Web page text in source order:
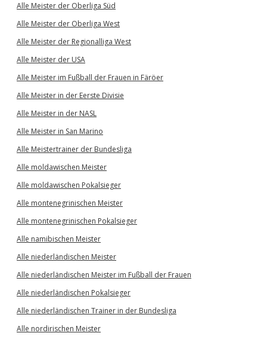
Alle Meister der Oberliga Süd
Alle Meister der Oberliga West
Alle Meister der Regionalliga West
Alle Meister der USA
Alle Meister im Fußball der Frauen in Färöer
Alle Meister in der Eerste Divisie
Alle Meister in der NASL
Alle Meister in San Marino
Alle Meistertrainer der Bundesliga
Alle moldawischen Meister
Alle moldawischen Pokalsieger
Alle montenegrinischen Meister
Alle montenegrinischen Pokalsieger
Alle namibischen Meister
Alle niederländischen Meister
Alle niederländischen Meister im Fußball der Frauen
Alle niederländischen Pokalsieger
Alle niederländischen Trainer in der Bundesliga
Alle nordirischen Meister